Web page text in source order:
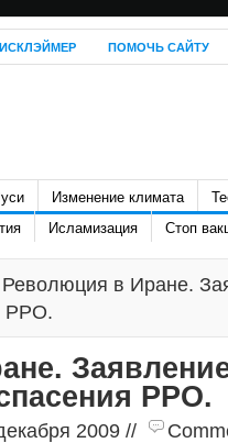
ПОМОЧЬ САЙТУ
Изменение климата
Исламизация Стоп
в Иране.
РРО.
РРО.
2009 //